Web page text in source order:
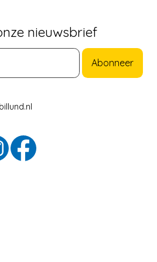
nieuwsbrief
Abonneer